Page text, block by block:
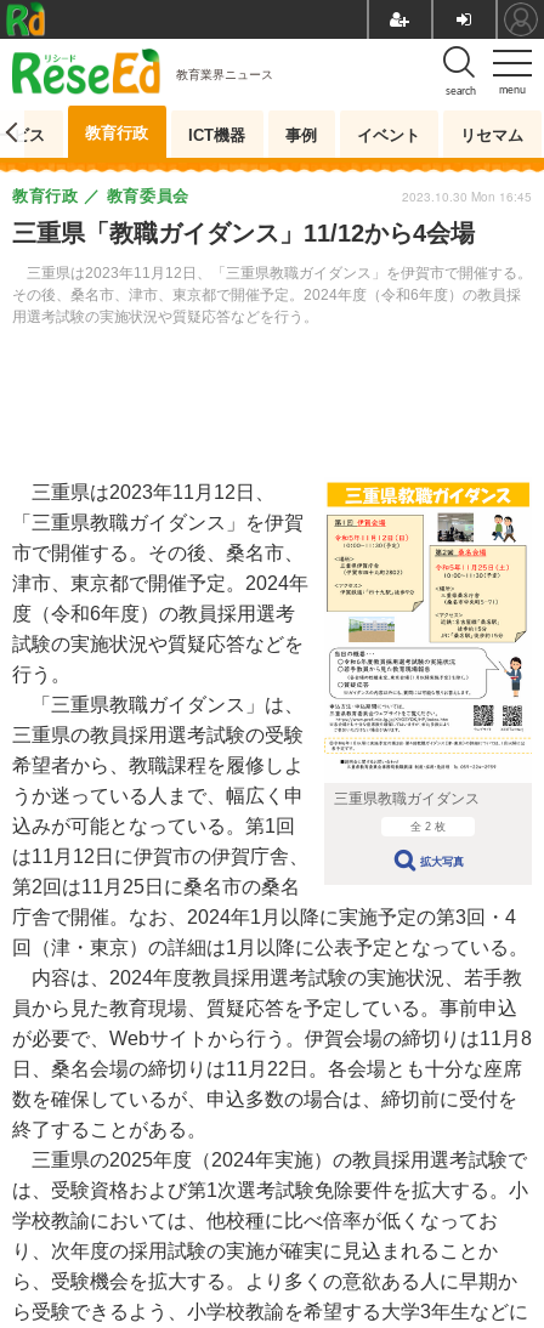
menu
search
教育業界ニュース
ビス 教育行政 ICT機器 事例 イベント リセマム
三重県「教職ガイダンス」11/12から4会場
三重県は2023年11月12日、「三重県教職ガイダンス」を伊賀市で開催する。
その後、桑名市、津市、東京都で開催予定。2024年度（令和6年度）の教員採
用選考試験の実施状況や質疑応答などを行う。
教育行政 教育委員会 2023.10.30 Mon 16:45
三重県教職ガイダンス
全 2 枚
拡大写真
三重県は2023年11月12日、
「三重県教職ガイダンス」を伊賀
市で開催する。その後、桑名市、
津市、東京都で開催予定。2024年
度（令和6年度）の教員採用選考
試験の実施状況や質疑応答などを
行う。
「三重県教職ガイダンス」は、
三重県の教員採用選考試験の受験
希望者から、教職課程を履修しよ
うか迷っている人まで、幅広く申
込みが可能となっている。第1回
は11月12日に伊賀市の伊賀庁舎、
第2回は11月25日に桑名市の桑名
庁舎で開催。なお、2024年1月以降に実施予定の第3回・4
回（津・東京）の詳細は1月以降に公表予定となっている。
内容は、2024年度教員採用選考試験の実施状況、若手教
員から見た教育現場、質疑応答を予定している。事前申込
が必要で、Webサイトから行う。伊賀会場の締切りは11月8
日、桑名会場の締切りは11月22日。各会場とも十分な座席
数を確保しているが、申込多数の場合は、締切前に受付を
終了することがある。
三重県の2025年度（2024年実施）の教員採用選考試験で
は、受験資格および第1次選考試験免除要件を拡大する。小
学校教諭においては、他校種に比べ倍率が低くなってお
り、次年度の採用試験の実施が確実に見込まれることか
ら、受験機会を拡大する。より多くの意欲ある人に早期か
ら受験できるよう、小学校教諭を希望する大学3年生などに